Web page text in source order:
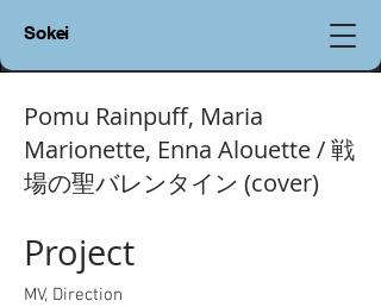
Sokei
Pomu Rainpuff, Maria
Marionette, Enna Alouette / 戦
場の聖バレンタイン (cover)
Project
MV, Direction